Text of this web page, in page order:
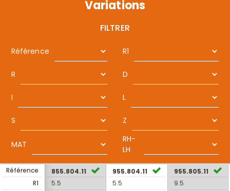
Variations
FILTRER
Référence R1
R D
I L
S Z
MAT
RH-
LH
Référence
R1
855.804.11
5.5
955.804.11
5.5
955.805.11
9.5